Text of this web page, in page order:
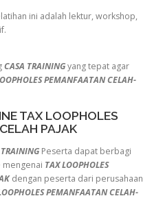
ini adalah lektur, workshop,
CASA TRAININGyang tepat agar
PEMANFAATAN CELAH-
TAX LOOPHOLES
PAJAK
Peserta dapat berbagi
mengenai TAX LOOPHOLES
dengan peserta dari perusahaan
PEMANFAATAN CELAH-